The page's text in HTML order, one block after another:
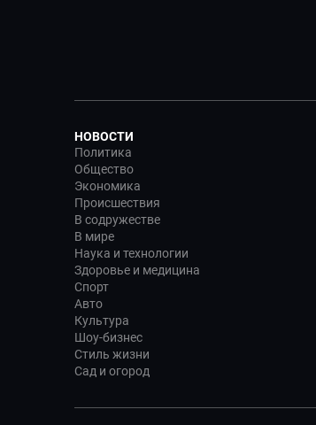
НОВОСТИ
Политика
Общество
Экономика
Происшествия
В содружестве
В мире
Наука и технологии
Здоровье и медицина
Спорт
Авто
Культура
Шоу-бизнес
Стиль жизни
Сад и огород